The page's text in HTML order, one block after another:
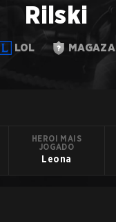
Rilski
LOL MAGAZA
HEROI MAIS
JOGADO
Leona